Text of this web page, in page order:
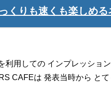
くりも速くも楽しめる
利用しての インプレッショ
CAFEは 発表当時から と